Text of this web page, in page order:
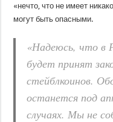
«нечто, что не имеет
могут быть опасными.
«Надеюсь, что в
будет принят
стейблкоинов.
останется под
случаях. Мы не